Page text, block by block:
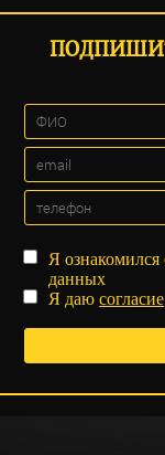
Я
данных
Я даюсогласие